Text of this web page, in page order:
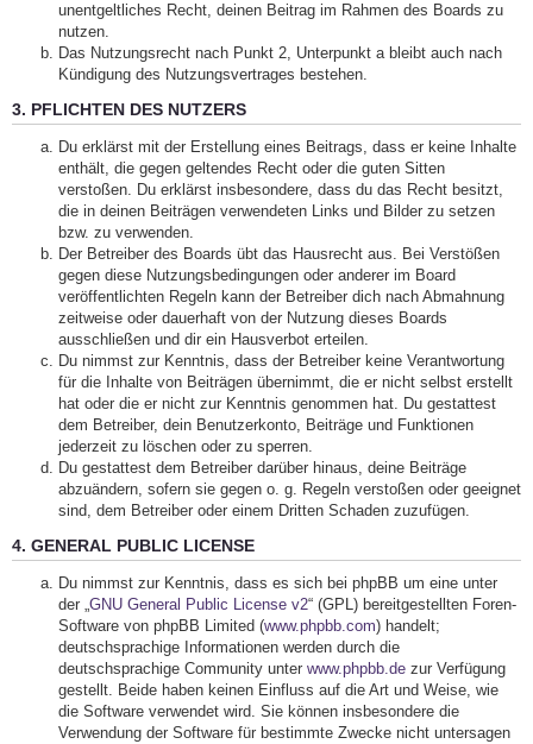
unentgeltliches Recht, deinen Beitrag im Rahmen des Boards zu
nutzen.
Das Nutzungsrecht nach Punkt 2, Unterpunkt a bleibt auch nach
Kündigung des Nutzungsvertrages bestehen.
3. PFLICHTEN DES NUTZERS
Du erklärst mit der Erstellung eines Beitrags, dass er keine Inhalte
enthält, die gegen geltendes Recht oder die guten Sitten
verstoßen. Du erklärst insbesondere, dass du das Recht besitzt,
die in deinen Beiträgen verwendeten Links und Bilder zu setzen
bzw. zu verwenden.
Der Betreiber des Boards übt das Hausrecht aus. Bei Verstößen
gegen diese Nutzungsbedingungen oder anderer im Board
veröffentlichten Regeln kann der Betreiber dich nach Abmahnung
zeitweise oder dauerhaft von der Nutzung dieses Boards
ausschließen und dir ein Hausverbot erteilen.
Du nimmst zur Kenntnis, dass der Betreiber keine Verantwortung
für die Inhalte von Beiträgen übernimmt, die er nicht selbst erstellt
hat oder die er nicht zur Kenntnis genommen hat. Du gestattest
dem Betreiber, dein Benutzerkonto, Beiträge und Funktionen
jederzeit zu löschen oder zu sperren.
Du gestattest dem Betreiber darüber hinaus, deine Beiträge
abzuändern, sofern sie gegen o. g. Regeln verstoßen oder geeignet
sind, dem Betreiber oder einem Dritten Schaden zuzufügen.
4. GENERAL PUBLIC LICENSE
Du nimmst zur Kenntnis, dass es sich bei phpBB um eine unter
der „GNU General Public License v2“ (GPL) bereitgestellten Foren-
Software von phpBB Limited (www.phpbb.com) handelt;
deutschsprachige Informationen werden durch die
deutschsprachige Community unter www.phpbb.de zur Verfügung
gestellt. Beide haben keinen Einfluss auf die Art und Weise, wie
die Software verwendet wird. Sie können insbesondere die
Verwendung der Software für bestimmte Zwecke nicht untersagen